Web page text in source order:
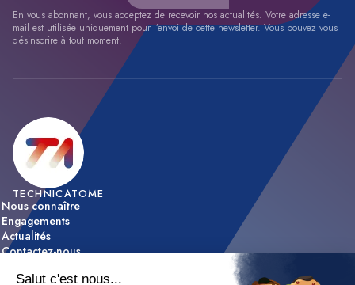
En vous abonnant, vous acceptez de recevoir nos actualités. Votre adresse e-
mail est utilisée uniquement pour l’envoi de cette newsletter. Vous pouvez vous
désinscrire à tout moment.
TECHNICATOME
Nous connaître
Engagements
Actualités
Contactez-nous
Expertise & innovation